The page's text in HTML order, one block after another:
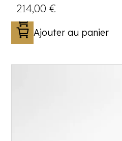
214,00€
Ajouter au panier